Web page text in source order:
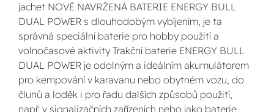
jachet NOVĚ NAVRŽENÁ BATERIE ENERGY BULL
DUAL POWER s dlouhodobým vybíjením, je ta
správná speciální baterie pro hobby použití a
volnočasové aktivity Trakční baterie ENERGY BULL
DUAL POWER je odolným a ideálním akumulátorem
pro kempování v karavanu nebo obytném vozu, do
člunů a loděk i pro řadu dalších způsobů použití,
např. v signalizačních zařízeních nebo jako baterie